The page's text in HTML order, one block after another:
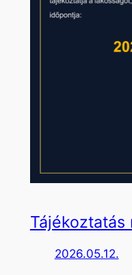
Tájékoztatás
2026.05.12.